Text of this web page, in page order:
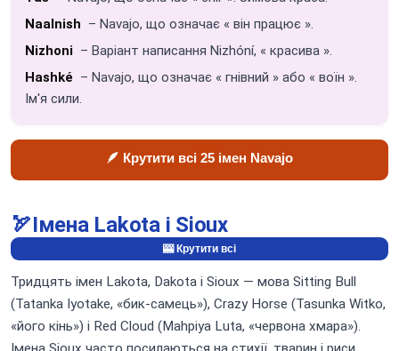
Naalnish – Navajo, що означає « він працює ».
Nizhoni – Варіант написання Nizhóní, « красива ».
Hashké – Navajo, що означає « гнівний » або « воїн ».
Ім'я сили.
🪶 Крутити всі 25 імен Navajo
🏹Імена Lakota і Sioux
🎰 Крутити всі
Тридцять імен Lakota, Dakota і Sioux — мова Sitting Bull
(Tatanka Iyotake, «бик-самець»), Crazy Horse (Tasunka Witko,
«його кінь») і Red Cloud (Mahpiya Luta, «червона хмара»).